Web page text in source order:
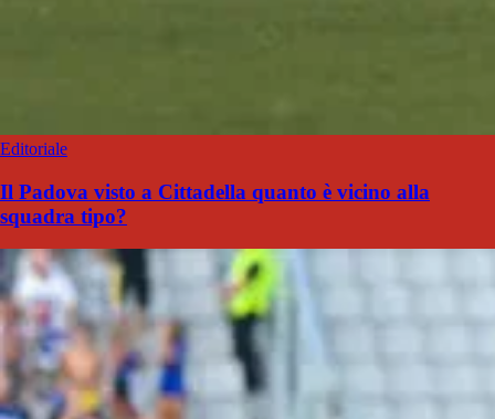
Editoriale
Il Padova visto a Cittadella quanto è vicino alla
squadra tipo?